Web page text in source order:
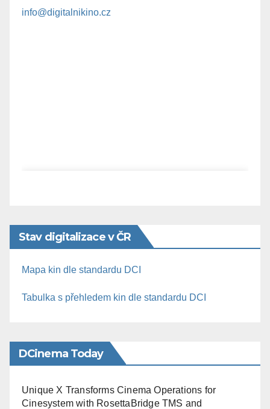
info@digitalnikino.cz
Stav digitalizace v ČR
Mapa kin dle standardu DCI
Tabulka s přehledem kin dle standardu DCI
DCinema Today
Unique X Transforms Cinema Operations for
Cinesystem with RosettaBridge TMS and